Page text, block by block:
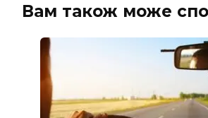
Вам також може